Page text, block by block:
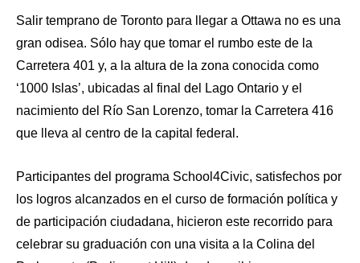
Salir temprano de Toronto para llegar a Ottawa no es una
gran odisea. Sólo hay que tomar el rumbo este de la
Carretera 401 y, a la altura de la zona conocida como
‘1000 Islas’, ubicadas al final del Lago Ontario y el
nacimiento del Río San Lorenzo, tomar la Carretera 416
que lleva al centro de la capital federal.
Participantes del programa School4Civic, satisfechos por
los logros alcanzados en el curso de formación política y
de participación ciudadana, hicieron este recorrido para
celebrar su graduación con una visita a la Colina del